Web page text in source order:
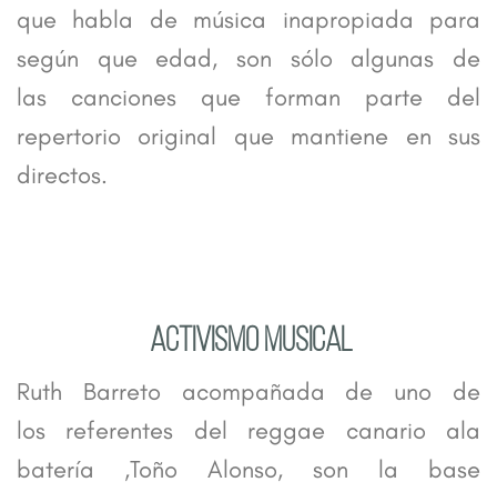
que habla de música inapropiada para
según que edad, son sólo algunas de
las canciones que forman parte del
repertorio original que mantiene en sus
directos.
ACTIVISMO MUSICAL
Ruth Barreto acompañada de uno de
los referentes del reggae canario ala
batería ,Toño Alonso, son la base